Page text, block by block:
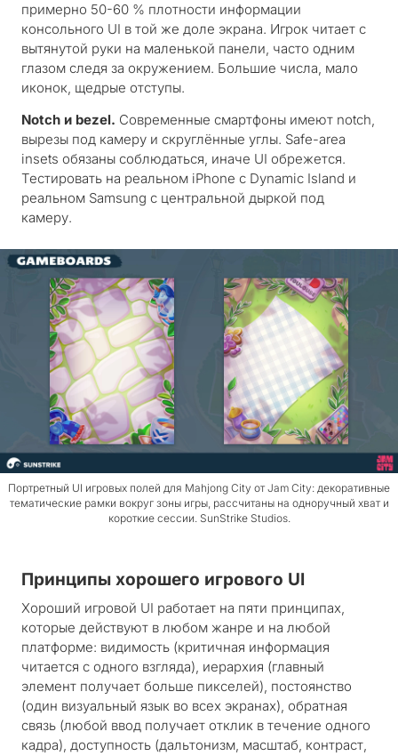
примерно 50-60 % плотности информации
консольного UI в той же доле экрана. Игрок читает с
вытянутой руки на маленькой панели, часто одним
глазом следя за окружением. Большие числа, мало
иконок, щедрые отступы.
Notch и bezel. Современные смартфоны имеют notch,
вырезы под камеру и скруглённые углы. Safe-area
insets обязаны соблюдаться, иначе UI обрежется.
Тестировать на реальном iPhone с Dynamic Island и
реальном Samsung с центральной дыркой под
камеру.
Портретный UI игровых полей для Mahjong City от Jam City: декоративные
тематические рамки вокруг зоны игры, рассчитаны на одноручный хват и
короткие сессии. SunStrike Studios.
Принципы хорошего игрового UI
Хороший игровой UI работает на пяти принципах,
которые действуют в любом жанре и на любой
платформе: видимость (критичная информация
читается с одного взгляда), иерархия (главный
элемент получает больше пикселей), постоянство
(один визуальный язык во всех экранах), обратная
связь (любой ввод получает отклик в течение одного
кадра), доступность (дальтонизм, масштаб, контраст,